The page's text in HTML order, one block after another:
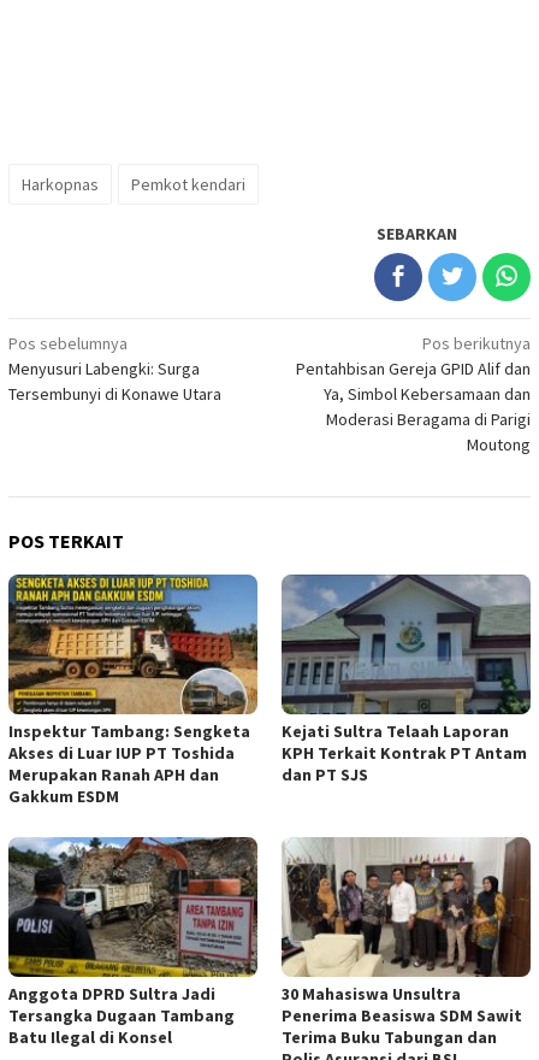
Harkopnas Pemkot kendari
SEBARKAN
Navigasi
pos
Pos sebelumnya
Menyusuri Labengki: Surga
Tersembunyi di Konawe Utara
Pos berikutnya
Pentahbisan Gereja GPID Alif dan
Ya, Simbol Kebersamaan dan
Moderasi Beragama di Parigi
Moutong
POS TERKAIT
Inspektur Tambang: Sengketa
Akses di Luar IUP PT Toshida
Merupakan Ranah APH dan
Gakkum ESDM
Kejati Sultra Telaah Laporan
KPH Terkait Kontrak PT Antam
dan PT SJS
Anggota DPRD Sultra Jadi
Tersangka Dugaan Tambang
Batu Ilegal di Konsel
30 Mahasiswa Unsultra
Penerima Beasiswa SDM Sawit
Terima Buku Tabungan dan